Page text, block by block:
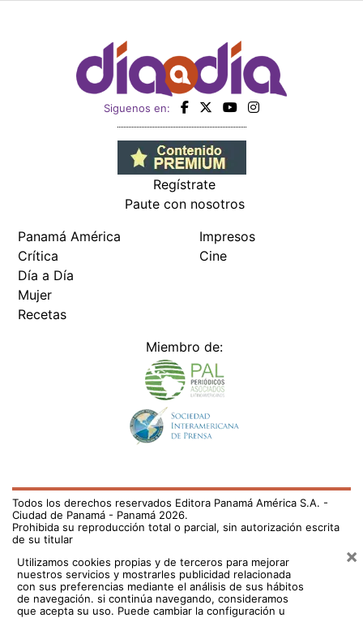
Siguenos en:
Regístrate
Paute con nosotros
Panamá América
Crítica
Día a Día
Mujer
Recetas
Impresos
Cine
Miembro de:
Todos los derechos reservados Editora Panamá América S.A. -
Ciudad de Panamá - Panamá 2026.
Prohibida su reproducción total o parcial, sin autorización escrita
de su titular
Utilizamos cookies propias y de terceros para mejorar
nuestros servicios y mostrarles publicidad relacionada
con sus preferencias mediante el análisis de sus hábitos
de navegación. si continúa navegando, consideramos
que acepta su uso. Puede cambiar la configuración u
×